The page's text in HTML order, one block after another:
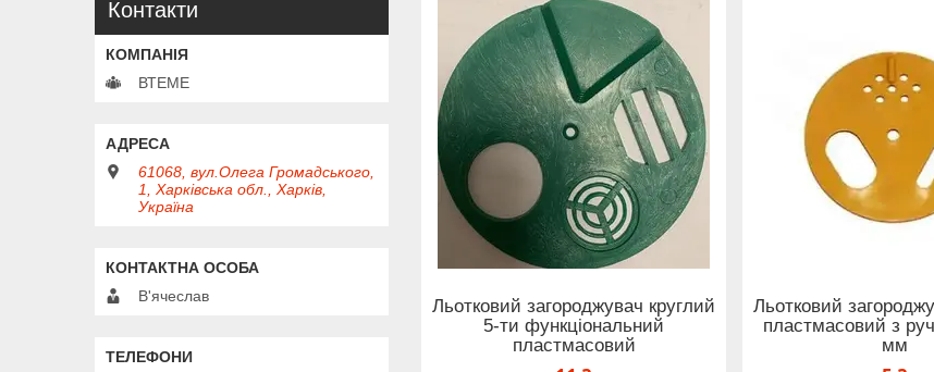
Льотковий загороджувач круглий
5-ти функціональний
пластмасовий
Льотковий
пластмасовий з
мм
Контакти
ВТЕМЕ
61068, вул.Олега Громадського,
1, Харківська обл., Харків,
Україна
В'ячеслав